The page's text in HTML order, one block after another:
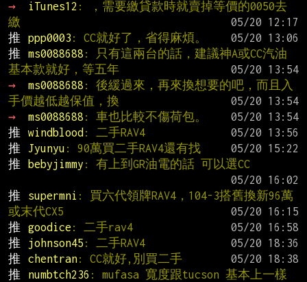
→
iTunes12 : ，需要繳貸款時就賣掉等價的0050去
繳
推
ppp0003 : CC就好了，省得麻煩。
推
ms0088688 : 只有這兩台的話，建議神A或CC汽油
基本款就好，等五年
→
ms0088688 : 後緩過來，再來換想要的吧，而且入
手價越低越保值，換
→
ms0088688 : 車也比較不傷荷包。
推
windblood : 二手RAV4
推
Jyunyu : 90萬買二手RAV4還有找
推
bebyjimmy : 有上到GR油電的話 可以選CC
推
supermni : 買六代領牌RAV4，104-3搭舊換新96萬
或末代CX5
推
goodice : 二手rav4
推
johnson45 : 二手RAV4
推
chentran: CC就好,別買二手
推
numbtch236 : mufasa 寬度跟tucson 基本上一樣